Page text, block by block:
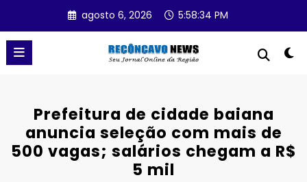
o
conteúdo
agosto 6, 2026 5:58:34 PM
Prefeitura de cidade baiana
anuncia seleção com mais de
500 vagas; salários chegam a R$
5 mil